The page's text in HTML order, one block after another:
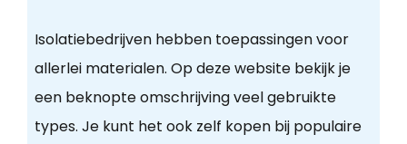
Isolatiebedrijven hebben toepassingen voor
allerlei materialen. Op deze website bekijk je
een beknopte omschrijving veel gebruikte
types. Je kunt het ook zelf kopen bij populaire